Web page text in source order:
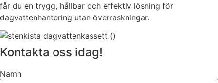
får du en trygg, hållbar och effektiv lösning för
dagvattenhantering utan överraskningar.
Kontakta oss idag!
Namn